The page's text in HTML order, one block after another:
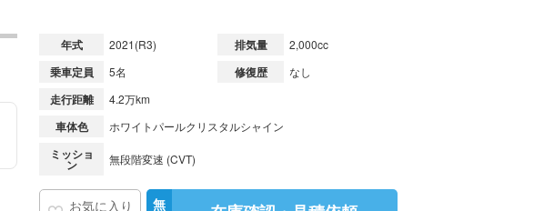
年式 2021(R3) 排気量 2,000cc
乗車定員 5名 修復歴 なし
走行距離 4.2万km
車体色 ホワイトパールクリスタルシャイン
ミッショ
ン 無段階変速 (CVT)
お気に入り 無